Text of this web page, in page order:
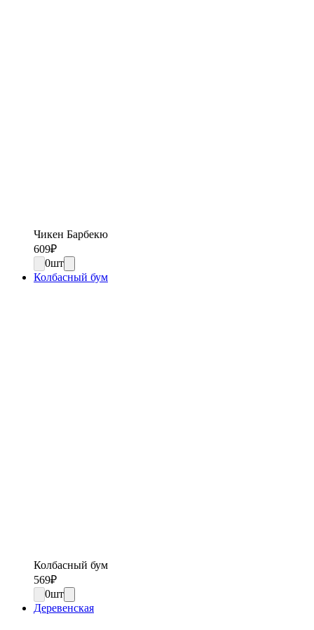
Чикен Барбекю
609₽
0шт
Колбасный бум
Колбасный бум
569₽
0шт
Деревенская